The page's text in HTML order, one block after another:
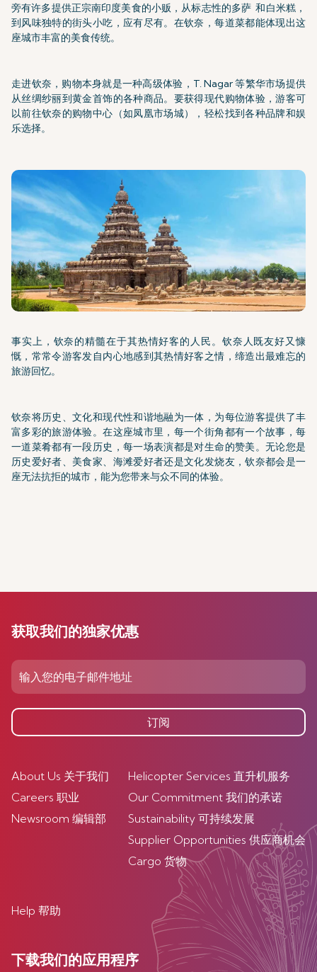
旁有许多提供正宗南印度美食的小贩，从标志性的多萨 和白米糕，
到风味独特的街头小吃，应有尽有。在钦奈，每道菜都能体现出这
座城市丰富的美食传统。
走进钦奈，购物本身就是一种高级体验，T. Nagar 等繁华市场提供
从丝绸纱丽到黄金首饰的各种商品。要获得现代购物体验，游客可
以前往钦奈的购物中心（如凤凰市场城），轻松找到各种品牌和娱
乐选择。
事实上，钦奈的精髓在于其热情好客的人民。钦奈人既友好又慷
慨，常常令游客发自内心地感到其热情好客之情，缔造出最难忘的
旅游回忆。
钦奈将历史、文化和现代性和谐地融为一体，为每位游客提供了丰
富多彩的旅游体验。在这座城市里，每一个街角都有一个故事，每
一道菜肴都有一段历史，每一场表演都是对生命的赞美。无论您是
历史爱好者、美食家、海滩爱好者还是文化发烧友，钦奈都会是一
座无法抗拒的城市，能为您带来与众不同的体验。
获取我们的独家优惠
订阅
About Us 关于我们
Careers 职业
Newsroom 编辑部
Helicopter Services 直升机服务
Our Commitment 我们的承诺
Sustainability 可持续发展
Supplier Opportunities 供应商机会
Cargo 货物
Help 帮助
下载我们的应用程序